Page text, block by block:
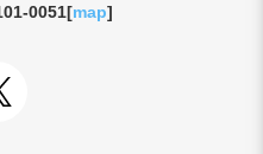
0051[map]